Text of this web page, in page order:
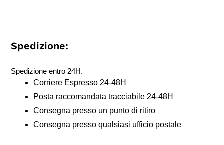
Spedizione:
Spedizione entro 24H.
Corriere Espresso 24-48H
Posta raccomandata tracciabile 24-48H
Consegna presso un punto di ritiro
Consegna presso qualsiasi ufficio postale